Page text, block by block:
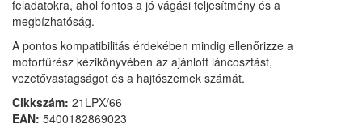
feladatokra, ahol fontos a jó vágási teljesítmény és a
megbízhatóság.
A pontos kompatibilitás érdekében mindig ellenőrizze a
motorfűrész kézikönyvében az ajánlott láncosztást,
vezetővastagságot és a hajtószemek számát.
Cikkszám: 21LPX/66
EAN: 5400182869023